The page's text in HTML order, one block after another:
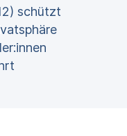
schützt